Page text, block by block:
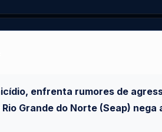
enfrenta rumores de
Grande do Norte (Seap) nega